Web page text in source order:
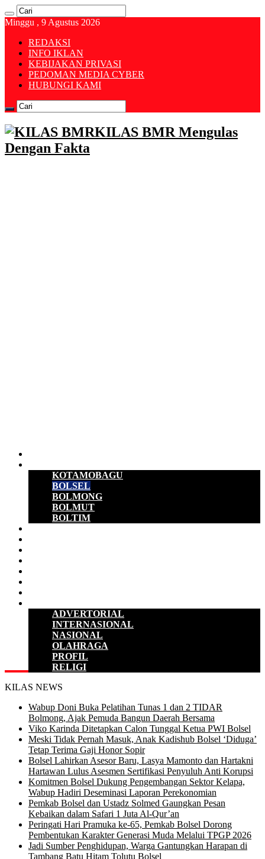
Minggu , 9 Agustus 2026
REDAKSI
INFO IKLAN
KEBIJAKAN PRIVASI
PEDOMAN MEDIA CYBER
HUBUNGI KAMI
KILAS BMR Mengulas
Dengan Fakta
KOTAMOBAGU
BOLSEL
BOLMONG
BOLMUT
BOLTIM
ADVERTORIAL
INTERNASIONAL
NASIONAL
OLAHRAGA
PROFIL
RELIGI
KILAS NEWS
Wabup Doni Buka Pelatihan Tunas 1 dan 2 TIDAR
Bolmong, Ajak Pemuda Bangun Daerah Bersama
Viko Karinda Ditetapkan Calon Tunggal Ketua PWI Bolsel
Meski Tidak Pernah Masuk, Anak Kadishub Bolsel ‘Diduga’
Tetap Terima Gaji Honor Sopir
Bolsel Lahirkan Asesor Baru, Lasya Mamonto dan Hartakni
Hartawan Lulus Asesmen Sertifikasi Penyuluh Anti Korupsi
Komitmen Bolsel Dukung Pengembangan Sektor Kelapa,
Wabup Hadiri Deseminasi Laporan Perekonomian
Pemkab Bolsel dan Ustadz Solmed Gaungkan Pesan
Kebaikan dalam Safari 1 Juta Al-Qur’an
Peringati Hari Pramuka ke-65, Pemkab Bolsel Dorong
Pembentukan Karakter Generasi Muda Melalui TPGP 2026
Jadi Sumber Penghidupan, Warga Gantungkan Harapan di
Tambang Batu Hitam Tolutu Bolsel